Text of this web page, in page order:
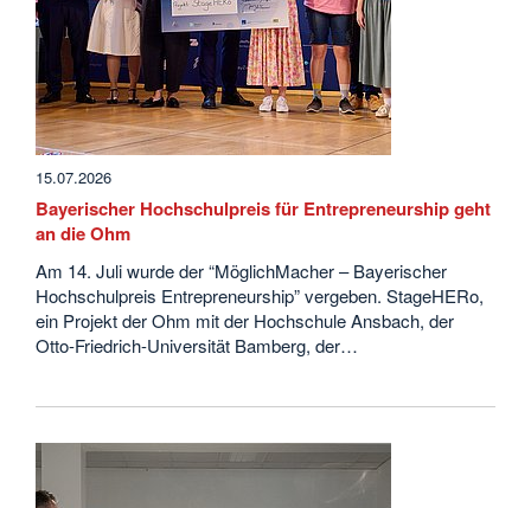
15.07.2026
Bayerischer Hochschulpreis für Entrepreneurship geht
an die Ohm
Am 14. Juli wurde der “MöglichMacher – Bayerischer
Hochschulpreis Entrepreneurship” vergeben. StageHERo,
ein Projekt der Ohm mit der Hochschule Ansbach, der
Otto-Friedrich-Universität Bamberg, der…